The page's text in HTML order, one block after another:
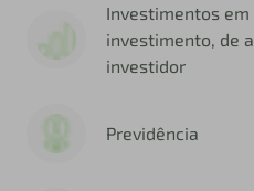
Investimentos
investimento, de
investidor
Previdência